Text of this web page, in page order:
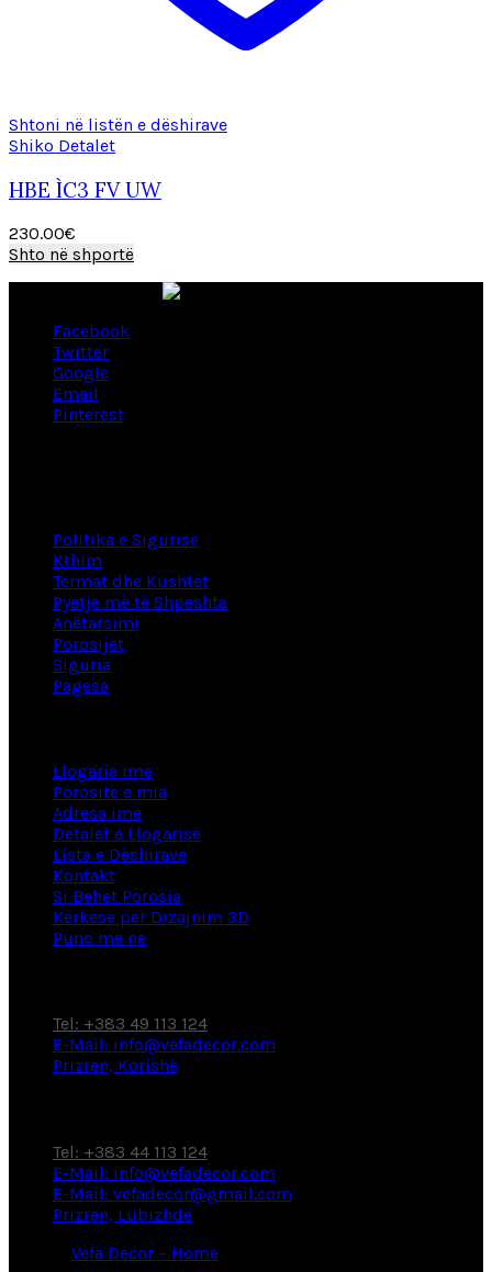
Shtoni në listën e dëshirave
Shiko Detalet
HBE ÌC3 FV UW
230.00€
Shto në shportë
Facebook
Twitter
Google
Email
Pinterest
Politika e Sigurisë
Kthim
Termat dhe Kushtet
Pyetje më të Shpeshta
Anëtarsimi
Porosijet
Siguria
Pagesa
Llogaria ime
Porositë e mia
Adresa ime
Detalet e Llogarisë
Lista e Dëshirave
Kontakt
Si Behet Porosia
Kërkesë për Dizajnim 3D
Puno me ne
Tel: +383 49 113 124
E-Mail: info@vefadecor.com
Prizren, Korishë
Tel: +383 44 113 124
E-Mail: info@vefadecor.com
E-Mail: vefadecor@gmail.com
Prizren, Lubizhdë
Vefa Decor – Home